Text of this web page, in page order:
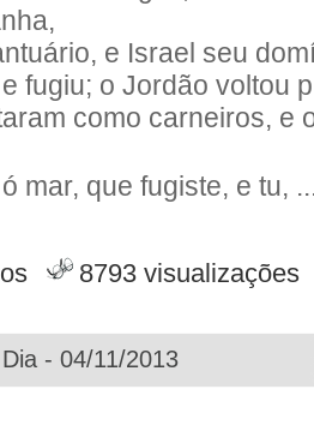
e Israel seu
fugiu; o Jordão voltou
como carneiros, e
mar, que fugiste, e tu,
8793 visualizações
- 04/11/2013